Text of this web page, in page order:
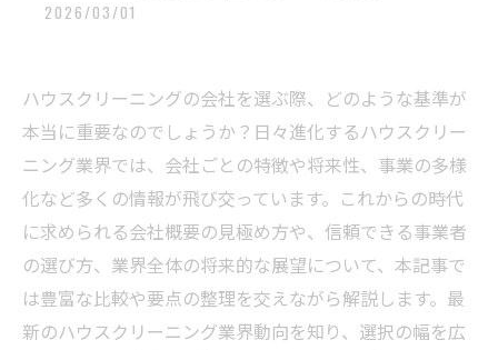
2026/03/01
ハウスクリーニングの会社を選ぶ際、どのような基準が
本当に重要なのでしょうか？日々進化するハウスクリー
ニング業界では、会社ごとの特徴や将来性、事業の多様
化など多くの情報が飛び交っています。これからの時代
に求められる会社概要の見極め方や、信頼できる事業者
の選び方、業界全体の将来的な展望について、本記事で
は豊富な比較や要点の整理を交えながら解説します。最
新のハウスクリーニング業界動向を知り、選択の幅を広